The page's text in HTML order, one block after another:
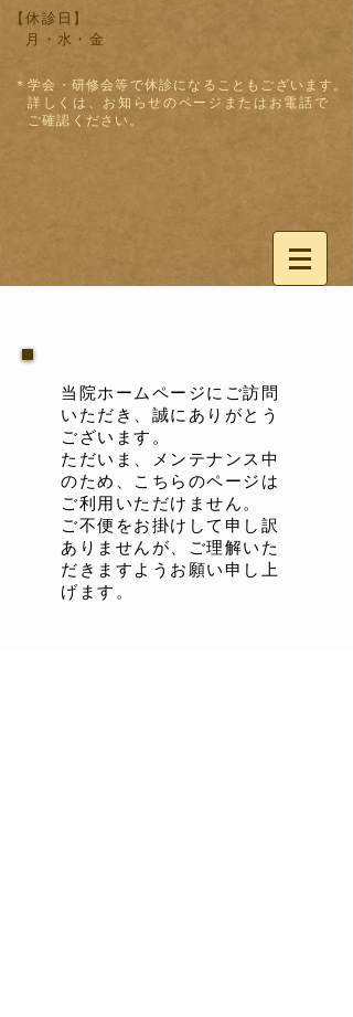
【休診日】
月・水・金
＊学会・研修会等で休診になることもございます。
詳しくは、お知らせのページまたはお電話 で
ご確認ください。
当院ホームページにご訪問
いただき、誠にありがとう
ございます。
ただいま、メンテナンス中
のため、こちらのページは
ご利用いただけません。
ご不便をお掛けして申し訳
ありませんが、ご理解いた
だきますようお願い申し上
げます。